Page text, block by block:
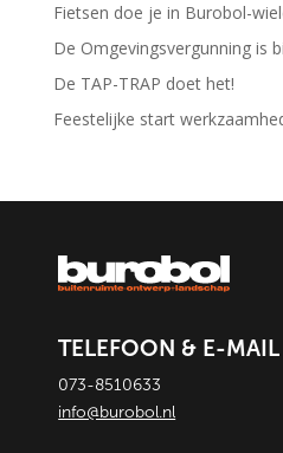
Fietsen doe je in Burobol-
De Omgevingsvergunning is
De TAP-TRAP doet het!
Feestelijke start
TELEFOON & E-MAIL
073-8510633
info@burobol.nl